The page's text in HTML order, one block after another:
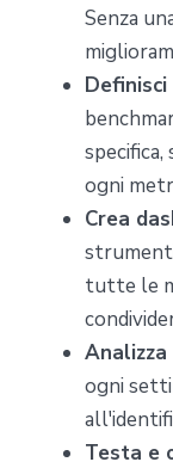
Senza
ogni
Crea
tutte le
ogni
Testa e